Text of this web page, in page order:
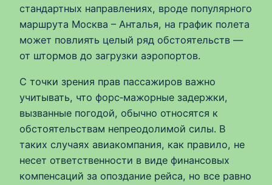
стандартных направлениях, вроде популярного
маршрута Москва – Анталья, на график полета
может повлиять целый ряд обстоятельств —
от штормов до загрузки аэропортов.
С точки зрения прав пассажиров важно
учитывать, что форс‑мажорные задержки,
вызванные погодой, обычно относятся к
обстоятельствам непреодолимой силы. В
таких случаях авиакомпания, как правило, не
несет ответственности в виде финансовых
компенсаций за опоздание рейса, но все равно